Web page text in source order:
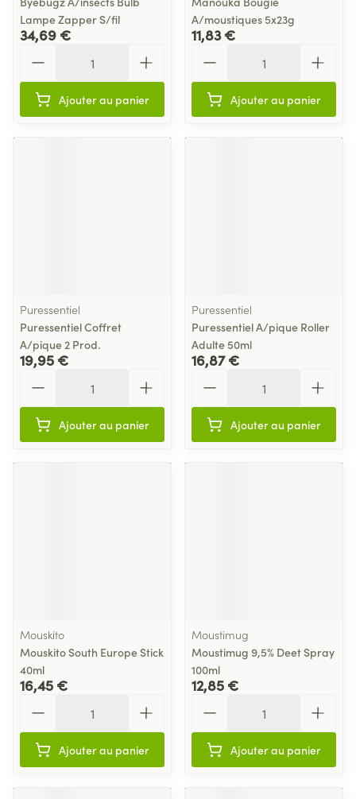
Lampe Zapper S/fil
34,69 €
Ajouter au panier
A/moustiques 5x23g
11,83 €
Ajouter au panier
Puressentiel
Puressentiel Coffret
A/pique 2 Prod.
19,95 €
Ajouter au panier
Puressentiel
Puressentiel A/pique Roller
Adulte 50ml
16,87 €
Ajouter au panier
Mouskito
Mouskito South Europe Stick
40ml
16,45 €
Ajouter au panier
Moustimug
Moustimug 9,5% Deet Spray
100ml
12,85 €
Ajouter au panier